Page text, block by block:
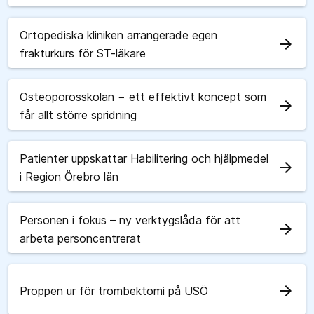
Ortopediska kliniken arrangerade egen
frakturkurs för ST-läkare
arrow_forward
Osteoporosskolan − ett effektivt koncept som
får allt större spridning
arrow_forward
Patienter uppskattar Habilitering och hjälpmedel
i Region Örebro län
arrow_forward
Personen i fokus – ny verktygslåda för att
arbeta personcentrerat
arrow_forward
Proppen ur för trombektomi på USÖ arrow_forward